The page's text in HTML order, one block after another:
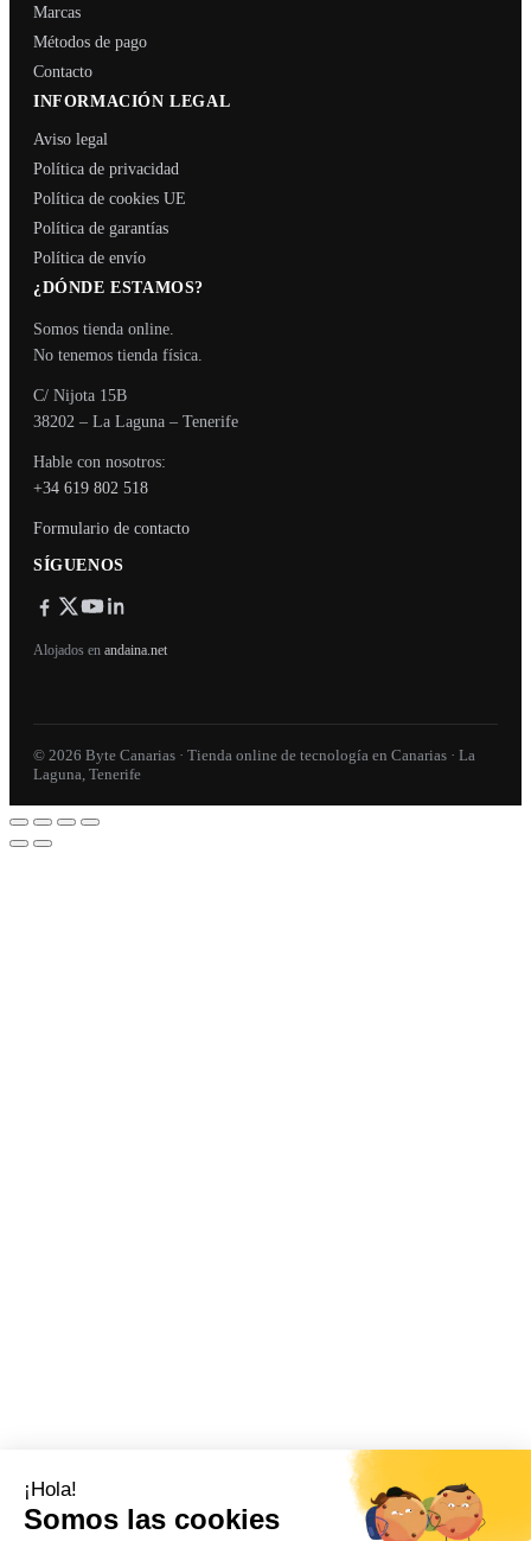
Marcas
Métodos de pago
Contacto
INFORMACIÓN LEGAL
Aviso legal
Política de privacidad
Política de cookies UE
Política de garantías
Política de envío
¿DÓNDE ESTAMOS?
Somos tienda online.
No tenemos tienda física.
C/ Nijota 15B
38202 – La Laguna – Tenerife
Hable con nosotros:
+34 619 802 518
Formulario de contacto
SÍGUENOS
Alojados en andaina.net
© 2026 Byte Canarias · Tienda online de tecnología en Canarias · La
Laguna, Tenerife